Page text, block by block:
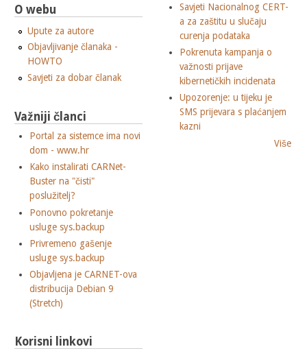
O webu
Upute za autore
Objavljivanje članaka -
HOWTO
Savjeti za dobar članak
Važniji članci
Portal za sistemce ima novi
dom - www.hr
Kako instalirati CARNet-
Buster na "čisti"
poslužitelj?
Ponovno pokretanje
usluge sys.backup
Privremeno gašenje
usluge sys.backup
Objavljena je CARNET-ova
distribucija Debian 9
(Stretch)
Korisni linkovi
Savjeti Nacionalnog CERT-
a za zaštitu u slučaju
curenja podataka
Pokrenuta kampanja o
važnosti prijave
kibernetičkih incidenata
Upozorenje: u tijeku je
SMS prijevara s plaćanjem
kazni
Više